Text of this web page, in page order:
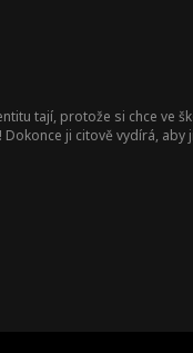
tají, protože si chce ve
ji citově vydírá,